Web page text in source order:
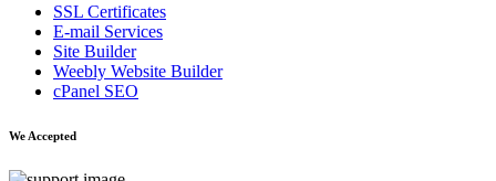
SSL Certificates
E-mail Services
Site Builder
Weebly Website Builder
cPanel SEO
We Accepted